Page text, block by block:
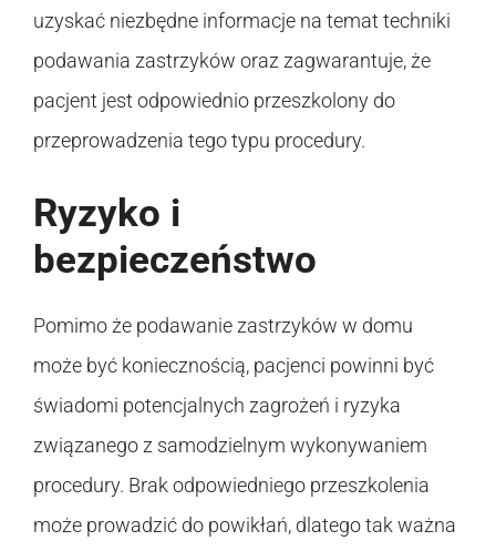
uzyskać niezbędne informacje na temat techniki
podawania zastrzyków oraz zagwarantuje, że
pacjent jest odpowiednio przeszkolony do
przeprowadzenia tego typu procedury.
Ryzyko i
bezpieczeństwo
Pomimo że podawanie zastrzyków w domu
może być koniecznością, pacjenci powinni być
świadomi potencjalnych zagrożeń i ryzyka
związanego z samodzielnym wykonywaniem
procedury. Brak odpowiedniego przeszkolenia
może prowadzić do powikłań, dlatego tak ważna